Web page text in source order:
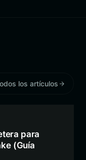
los artículos
para
(Guía